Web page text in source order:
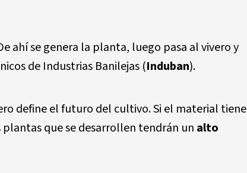
ahí se genera la planta, luego pasa al vivero y
de Industrias Banilejas (Induban).
define el futuro del cultivo. Si el material tiene
que se desarrollen tendrán un alto